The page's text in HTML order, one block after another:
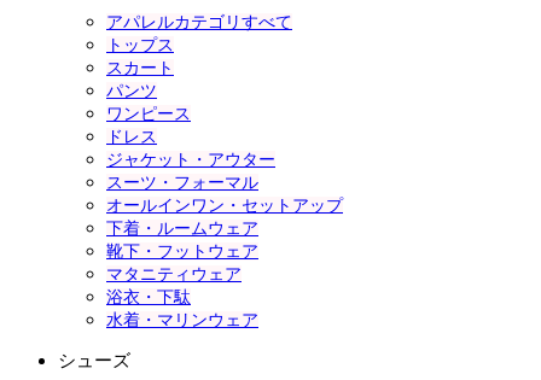
アパレルカテゴリすべて
トップス
スカート
パンツ
ワンピース
ドレス
ジャケット・アウター
スーツ・フォーマル
オールインワン・セットアップ
下着・ルームウェア
靴下・フットウェア
マタニティウェア
浴衣・下駄
水着・マリンウェア
シューズ